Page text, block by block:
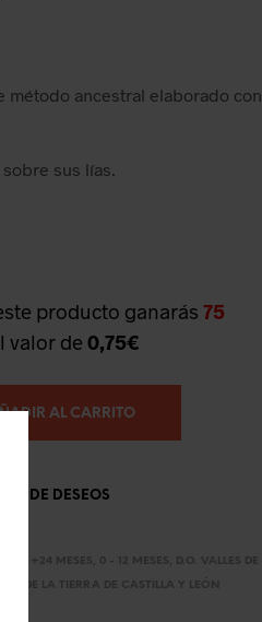
método ancestral elaborado con
sus lías.
producto ganarás75
valor de0,75€
AL CARRITO
DE DESEOS
+24 MESES 0 - 12 MESES
D.O. VALLES DE
DE LA TIERRA DE CASTILLA Y LEÓN